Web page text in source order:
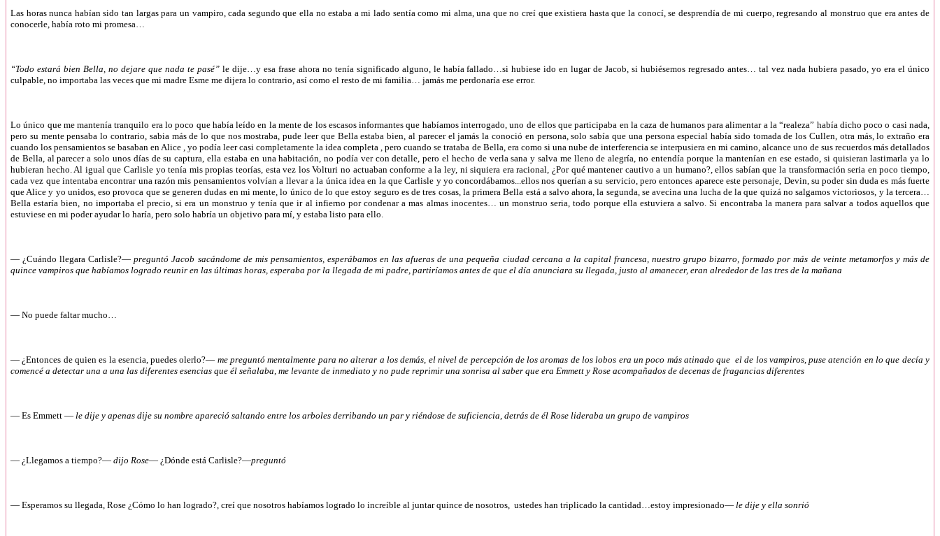
Las horas nunca habían sido tan largas para un vampiro, cada segundo que ella no estaba a mi lado sentía como mi alma, una que no creí que existiera hasta que la conocí, se desprendía de mi cuerpo, regresando al monstruo que era antes de
conocerle, había roto mi promesa…
“Todo estará bien Bella, no dejare que nada te pasé”le dije…y esa frase ahora no tenía significado alguno, le había fallado…si hubiese ido en lugar de Jacob, si hubiésemos regresado antes… tal vez nada hubiera pasado, yo era el único
culpable, no importaba las veces que mi madre Esme me dijera lo contrario, así como el resto de mi familia… jamás me perdonaría ese error.
Lo único que me mantenía tranquilo era lo poco que había leído en la mente de los escasos informantes que habíamos interrogado, uno de ellos que participaba en la caza de humanos para alimentar a la “realeza” había dicho poco o casi nada,
pero su mente pensaba lo contrario, sabia más de lo que nos mostraba, pude leer que Bella estaba bien, al parecer el jamás la conoció en persona, solo sabía que una persona especial había sido tomada de los Cullen, otra más, lo extraño era
cuando los pensamientos se basaban en Alice , yo podía leer casi completamente la idea completa , pero cuando se trataba de Bella, era como si una nube de interferencia se interpusiera en mi camino, alcance uno de sus recuerdos más detallados
de Bella, al parecer a solo unos días de su captura, ella estaba en una habitación, no podía ver con detalle, pero el hecho de verla sana y salva me lleno de alegría, no entendía porque la mantenían en ese estado, si quisieran lastimarla ya lo
hubieran hecho. Al igual que Carlisle yo tenía mis propias teorías, esta vez los Volturi no actuaban conforme a la ley, ni siquiera era racional, ¿Por qué mantener cautivo a un humano?, ellos sabían que la transformación seria en poco tiempo,
cada vez que intentaba encontrar una razón mis pensamientos volvían a llevar a la única idea en la que Carlisle y yo concordábamos...ellos nos querían a su servicio, pero entonces aparece este personaje, Devin, su poder sin duda es más fuerte
que Alice y yo unidos, eso provoca que se generen dudas en mi mente, lo único de lo que estoy seguro es de tres cosas, la primera Bella está a salvo ahora, la segunda, se avecina una lucha de la que quizá no salgamos victoriosos, y la tercera…
Bella estaría bien, no importaba el precio, si era un monstruo y tenía que ir al infierno por condenar a mas almas inocentes… un monstruo seria, todo porque ella estuviera a salvo. Si encontraba la manera para salvar a todos aquellos que
estuviese en mi poder ayudar lo haría, pero solo habría un objetivo para mí, y estaba listo para ello.
— ¿Cuándo llegara Carlisle?—preguntó Jacob sacándome de mis pensamientos, esperábamos en las afueras de una pequeña ciudad cercana a la capital francesa, nuestro grupo bizarro, formado por más de veinte metamorfos y más de
quince vampiros que habíamos logrado reunir en las últimas horas, esperaba por la llegada de mi padre, partiríamos antes de que el día anunciara su llegada, justo al amanecer, eran alrededor de las tres de la mañana
— No puede faltar mucho…
— ¿Entonces de quien es la esencia, puedes olerlo?— me preguntó mentalmente para no alterar a los demás, el nivel de percepción de los aromas de los lobos era un poco más atinado que el de los vampiros, puse atención en lo que decía y
comencé a detectar una a una las diferentes esencias que él señalaba, me levante de inmediato y no pude reprimir una sonrisa al saber que era Emmett y Rose acompañados de decenas de fragancias diferentes
— Es Emmett — le dije y apenas dije su nombre apareció saltando entre los arboles derribando un par y riéndose de suficiencia, detrás de él Rose lideraba un grupo de vampiros
— ¿Llegamos a tiempo?— dijo Rose— ¿Dónde está Carlisle?—preguntó
— Esperamos su llegada, Rose ¿Cómo lo han logrado?, creí que nosotros habíamos logrado lo increíble al juntar quince de nosotros, ustedes han triplicado la cantidad…estoy impresionado— le dije y ella sonrió